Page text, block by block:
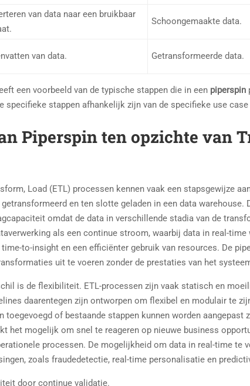
van data naar een bruikbaar
Schoongemaakte data.
van data. Getransformeerde data.
een voorbeeld van de typische stappen die in een piperspin
specifieke stappen afhankelijk zijn van de specifieke use case
Piperspin ten opzichte van
Load (ETL) processen kennen vaak een stapsgewijze
en ten slotte geladen in een data
omdat de data in verschillende stadia van de
als een continue stroom, waarbij data in real-
to-insight en een efficiënter gebruik van resources. De
uit te voeren zonder de prestaties van het
is de flexibiliteit. ETL-processen zijn vaak statisch en
daarentegen zijn ontworpen om flexibel en modulair te
toegevoegd of bestaande stappen kunnen worden aangepast
het mogelijk om snel te reageren op nieuwe business
processen. De mogelijkheid om data in real-time te
zoals fraudedetectie, real-time personalisatie en
door continue validatie.